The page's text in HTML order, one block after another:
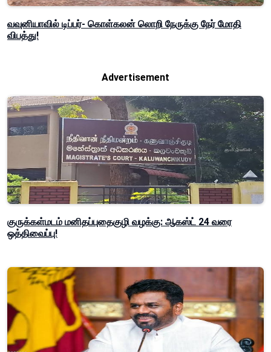
வவுனியாவில் டிப்பர்- கொள்கலன் லொறி நேருக்கு நேர் மோதி
விபத்து!
Advertisement
குருக்கள்மடம் மனிதப்புதைகுழி வழக்கு: ஆகஸ்ட் 24 வரை
ஒத்திவைப்பு!